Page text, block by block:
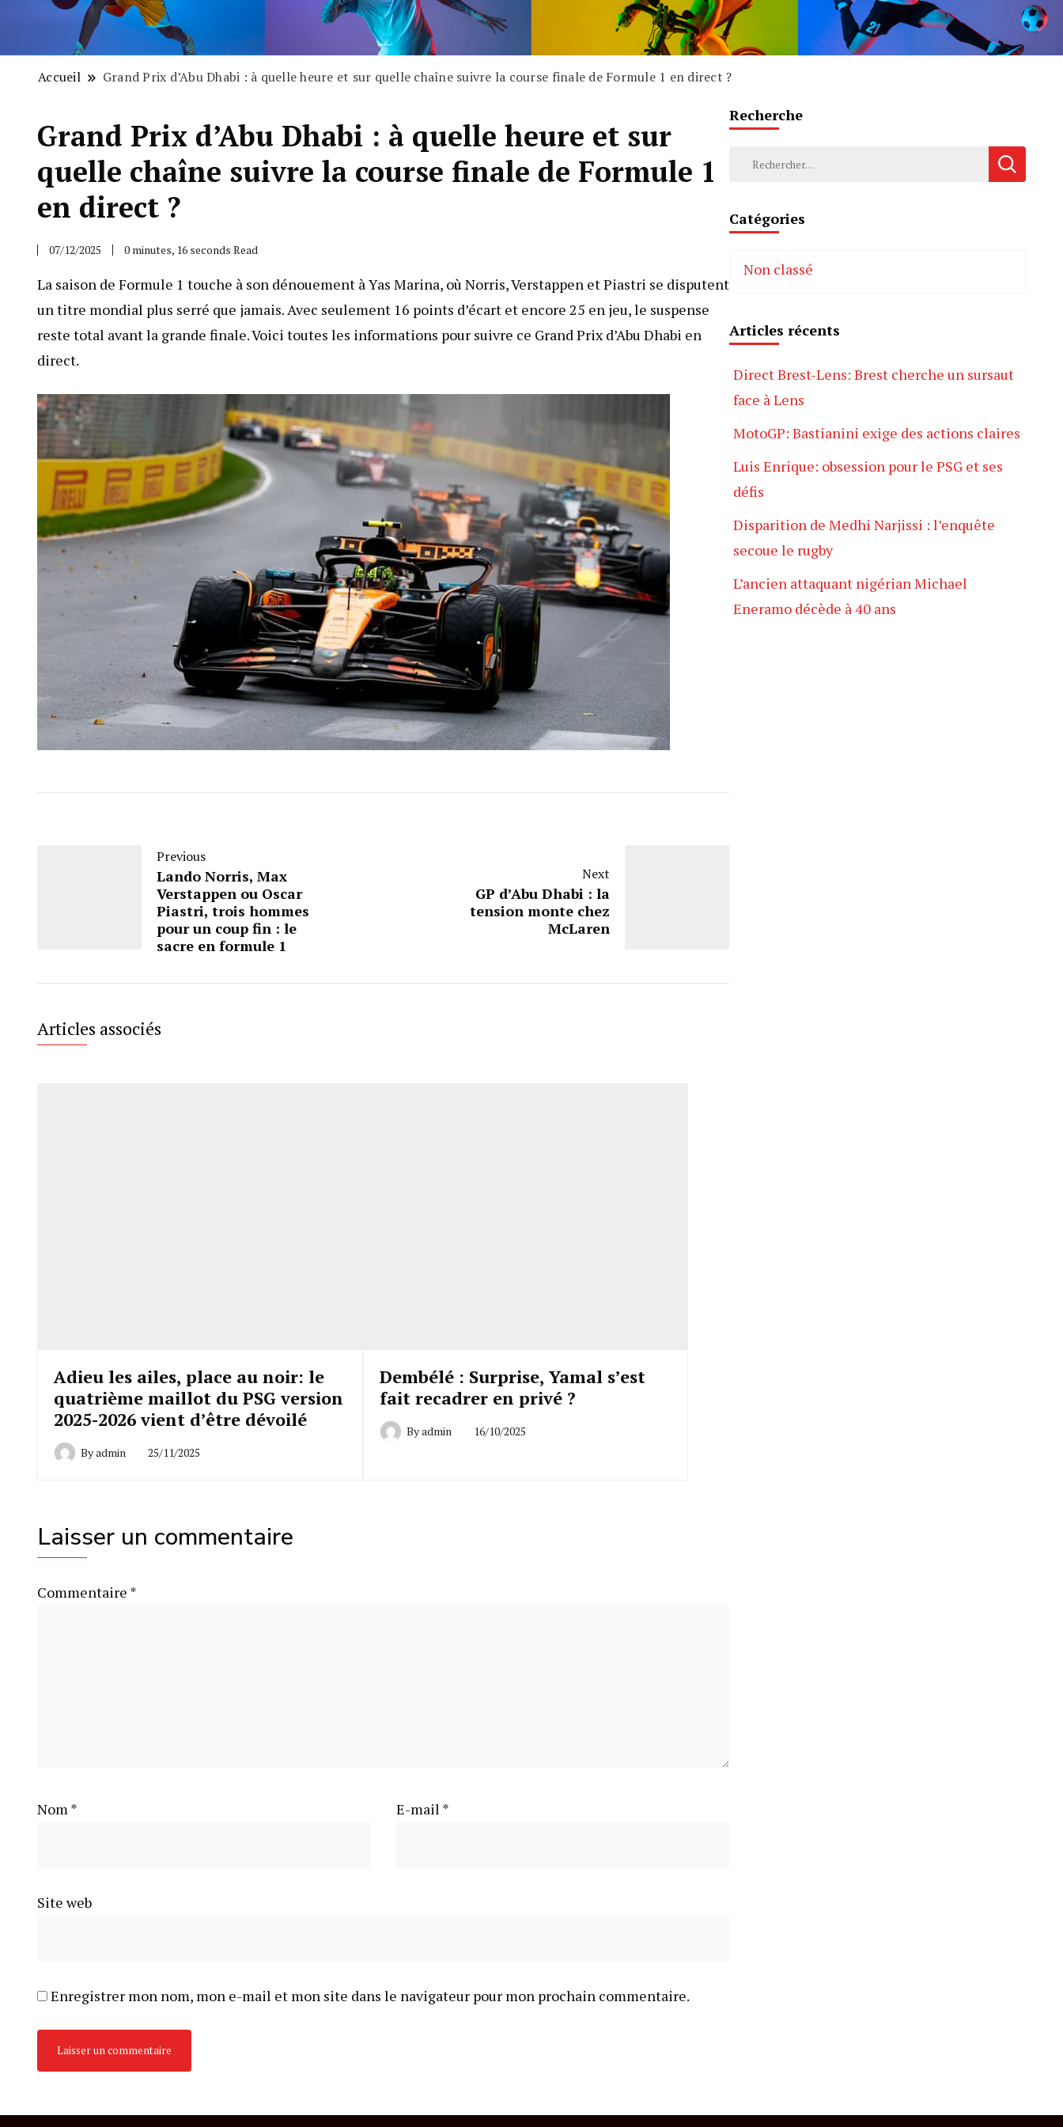
Accueil Grand Prix d’Abu Dhabi : à quelle heure et sur quelle chaîne suivre la course finale de Formule 1 en direct ?
Grand Prix d’Abu Dhabi : à quelle heure et sur
quelle chaîne suivre la course finale de Formule 1
en direct ?
07/12/2025 0 minutes, 16 seconds Read
La saison de Formule 1 touche à son dénouement à Yas Marina, où Norris, Verstappen et Piastri se disputent
un titre mondial plus serré que jamais. Avec seulement 16 points d’écart et encore 25 en jeu, le suspense
reste total avant la grande finale. Voici toutes les informations pour suivre ce Grand Prix d’Abu Dhabi en
direct.
Previous
Lando Norris, Max
Verstappen ou Oscar
Piastri, trois hommes
pour un coup fin : le
sacre en formule 1
Next
GP d’Abu Dhabi : la
tension monte chez
McLaren
Articles associés
Adieu les ailes, place au noir: le
quatrième maillot du PSG version
2025-2026 vient d’être dévoilé
Byadmin 25/11/2025
Dembélé : Surprise, Yamal s’est
fait recadrer en privé ?
Byadmin 16/10/2025
Laisser un commentaire
Commentaire *
Nom* E-mail *
Site web
Enregistrer mon nom, mon e-mail et mon site dans le navigateur pour mon prochain commentaire.
Recherche
Rechercher :
Catégories
Non classé
Articles récents
Direct Brest-Lens: Brest cherche un sursaut
face à Lens
MotoGP: Bastianini exige des actions claires
Luis Enrique: obsession pour le PSG et ses
défis
Disparition de Medhi Narjissi : l’enquête
secoue le rugby
L’ancien attaquant nigérian Michael
Eneramo décède à 40 ans